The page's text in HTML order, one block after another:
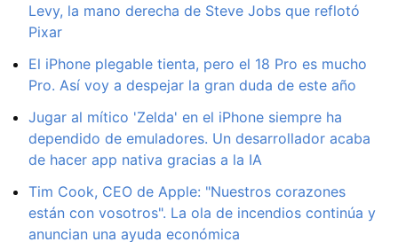
Levy, la mano derecha de Steve Jobs que reflotó
Pixar
El iPhone plegable tienta, pero el 18 Pro es mucho
Pro. Así voy a despejar la gran duda de este año
Jugar al mítico 'Zelda' en el iPhone siempre ha
dependido de emuladores. Un desarrollador acaba
de hacer app nativa gracias a la IA
Tim Cook, CEO de Apple: "Nuestros corazones
están con vosotros". La ola de incendios continúa y
anuncian una ayuda económica